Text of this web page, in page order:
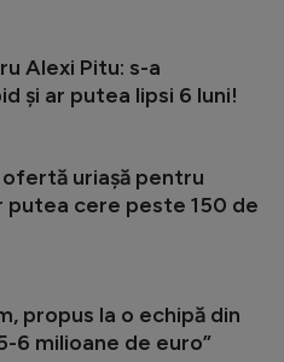
Alexi Pitu: s-a
și ar putea lipsi 6 luni!
uriașă pentru
putea cere peste 150 de
propus la o echipă din
6 milioane de euro”